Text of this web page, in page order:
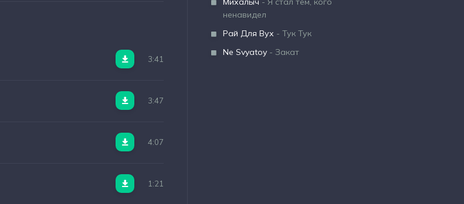
3:41
3:47
4:07
1:21
ненавидел
Рай Для Вух - Тук Тук
Ne Svyatoy - Закат